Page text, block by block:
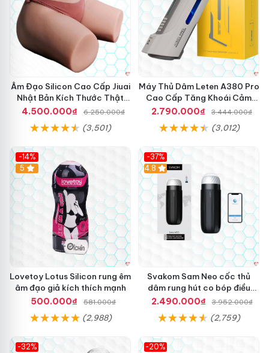
Âm Đạo Silicon Cao Cấp Jiuai
Nhật Bản Kích Thước Thật
11Kg
4.500.000₫ 6.250.000₫
(3,501)
Máy Thủ Dâm Leten A380 Pro
Cao Cấp Tăng Khoái Cảm
Nhanh
2.790.000₫ 3.444.000₫
(3,012)
-14%
Hot
5
Lovetoy Lotus Silicon rung êm
âm đạo giả kích thích mạnh
500.000₫
581.000₫
(2,988)
-37%
4.8
Svakom Sam Neo cốc thủ
dâm rung hút co bóp điều
khiển App
2.490.000₫ 3.952.000₫
(2,759)
-32%
-20%